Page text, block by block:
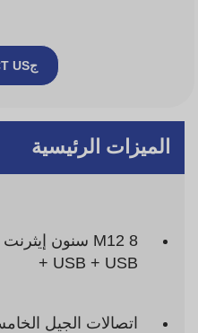
جONTACT US
الميزات الرئيسية
+ USB + USB